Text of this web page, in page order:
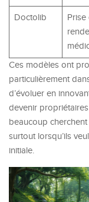
Doctolib
Prise
Ces modèles ont
particulièrement
d’évoluer en
devenir
beaucoup
surtout lorsqu’ils
initiale.